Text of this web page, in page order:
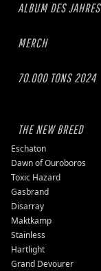
ALBUM DES JAHRES
MERCH
70.000 TONS 2024
THE NEW BREED
Eschaton
Dawn of Ouroboros
Toxic Hazard
Gasbrand
Disarray
Maktkamp
Stainless
Hartlight
Grand Devourer